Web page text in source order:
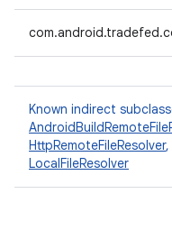
Known indirect
HttpRemoteFileResolver,
LocalFileResolver